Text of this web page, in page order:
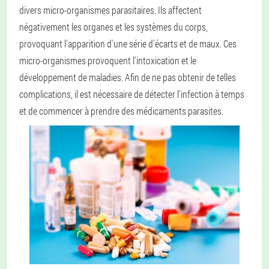
divers micro-organismes parasitaires. Ils affectent
négativement les organes et les systèmes du corps,
provoquant l'apparition d'une série d'écarts et de maux. Ces
micro-organismes provoquent l'intoxication et le
développement de maladies. Afin de ne pas obtenir de telles
complications, il est nécessaire de détecter l'infection à temps
et de commencer à prendre des médicaments parasites.